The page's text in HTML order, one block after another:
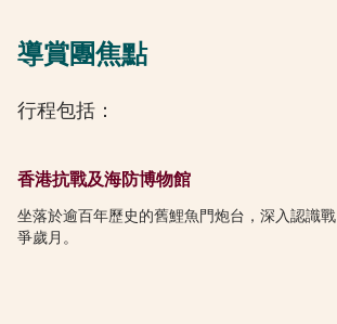
導賞團焦點
行程包括：
香港抗戰及海防博物館
坐落於逾百年歷史的舊鯉魚門炮台，深入認識戰
爭歲月。